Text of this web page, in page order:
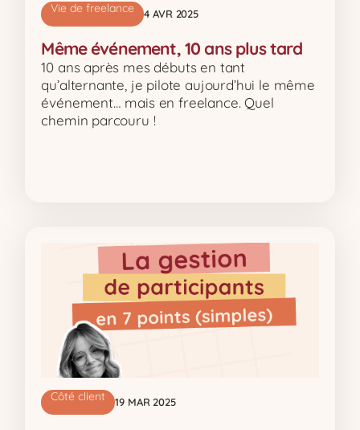
Vie de freelance 4 AVR 2025
Même événement, 10 ans plus tard
10 ans après mes débuts en tant
qu’alternante, je pilote aujourd’hui le même
événement… mais en freelance. Quel
chemin parcouru !
Côté client 19 MAR 2025